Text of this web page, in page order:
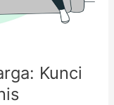
Kunci